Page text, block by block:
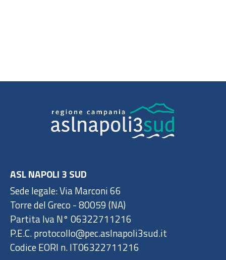
ASL NAPOLI 3 SUD
Sede legale: Via Marconi 66
Torre del Greco - 80059 (NA)
Partita Iva N° 06322711216
P.E.C. protocollo@pec.aslnapoli3sud.it
Codice EORI n. IT06322711216